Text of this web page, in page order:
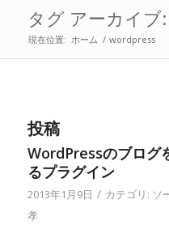
タグ アーカイ
現在位置: ホーム / wordpress
投稿
WordPressのブログ
るプラグイン
2013年1月9日 / カテゴリ: ソ
孝